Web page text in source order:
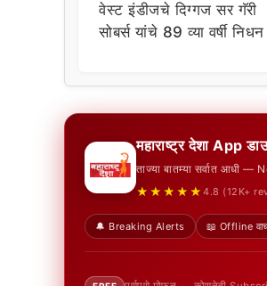
वेस्ट इंडीजचे दिग्गज सर गॅरी
सोबर्स यांचे 89 व्या वर्षी निधन
महाराष्ट्र देशा App
ताज्या बातम्या सर्वात आधी
★★★★★ 4.8 (12K+
🔔 Breaking Alerts 📖 Offline